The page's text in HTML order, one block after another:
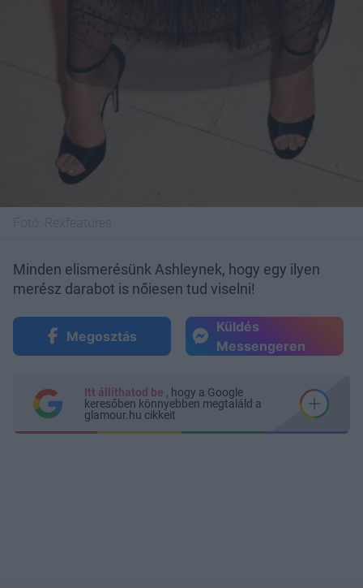
Minden elismerésünk Ashleynek, hogy egy ilyen
merész darabot is nőiesen tud viselni!
Megosztás
Küldés
Messengeren
Itt állíthatod be , hogy a Google
keresőben könnyebben megtaláld a
glamour.hu cikkeit